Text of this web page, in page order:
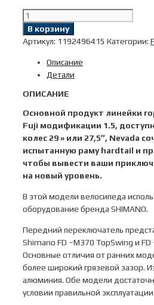
Количество
товара
27,5"
NEVADA
D
р.15/
цв.
Серебрянный
металик
27,5"
В корзину
Артикул: 1192496415 Категории:
Описание
Детали
ОПИСАНИЕ
Основной продукт линейки
Fuji модификации 1.5,
колес 29 » или 27,5″, Nevada
испытанную раму hardtail и
чтобы вывести ваши
на новый уровень.
В этой модели велосипеда
оборудование бренда SHIMANO.
Передний переключатель
Shimano FD –M370 TopSwing и
Основные отличия от ранних
более широкий грязевой зазор.
алюминия. Обе модели
условии правильной эксплуатации.